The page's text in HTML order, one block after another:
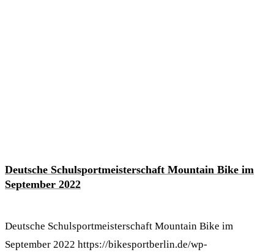
Deutsche Schulsportmeisterschaft Mountain Bike im
September 2022
Deutsche Schulsportmeisterschaft Mountain Bike im
September 2022 https://bikesportberlin.de/wp-